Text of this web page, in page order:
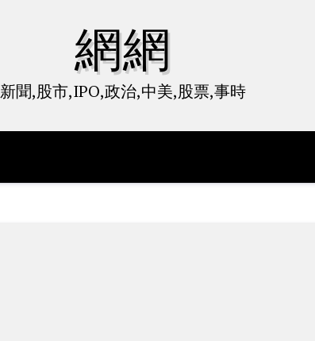
網網
新聞,股市,IPO,政治,中美,股票,事時